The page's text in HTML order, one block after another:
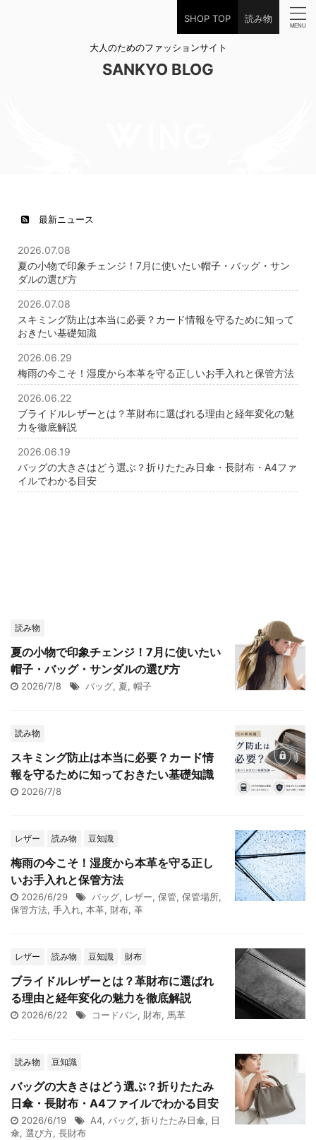
SHOP TOP 読み物
大人のためのファッションサイト
SANKYO BLOG
最新ニュース
2026.07.08
夏の小物で印象チェンジ！7月に使いたい帽子・バッグ・サン
ダルの選び方
2026.07.08
スキミング防止は本当に必要？カード情報を守るために知って
おきたい基礎知識
2026.06.29
梅雨の今こそ！湿度から本革を守る正しいお手入れと保管方法
2026.06.22
ブライドルレザーとは？革財布に選ばれる理由と経年変化の魅
力を徹底解説
2026.06.19
バッグの大きさはどう選ぶ？折りたたみ日傘・長財布・A4ファ
イルでわかる目安
読み物
夏の小物で印象チェンジ！7月に使いたい
帽子・バッグ・サンダルの選び方
2026/7/8 バッグ, 夏, 帽子
読み物
スキミング防止は本当に必要？カード情
報を守るために知っておきたい基礎知識
2026/7/8
レザー 読み物 豆知識
梅雨の今こそ！湿度から本革を守る正し
いお手入れと保管方法
2026/6/29 バッグ, レザー, 保管, 保管場所,
保管方法, 手入れ, 本革, 財布, 革
レザー 読み物 豆知識 財布
ブライドルレザーとは？革財布に選ばれ
る理由と経年変化の魅力を徹底解説
2026/6/22 コードバン, 財布, 馬革
読み物 豆知識
バッグの大きさはどう選ぶ？折りたたみ
日傘・長財布・A4ファイルでわかる目安
2026/6/19 A4, バッグ, 折りたたみ日傘, 日
傘, 選び方, 長財布